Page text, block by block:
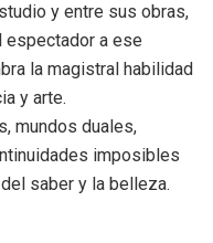
y entre sus obras,
espectador a ese
la magistral habilidad
y arte.
mundos duales,
imposibles
saber y la belleza.